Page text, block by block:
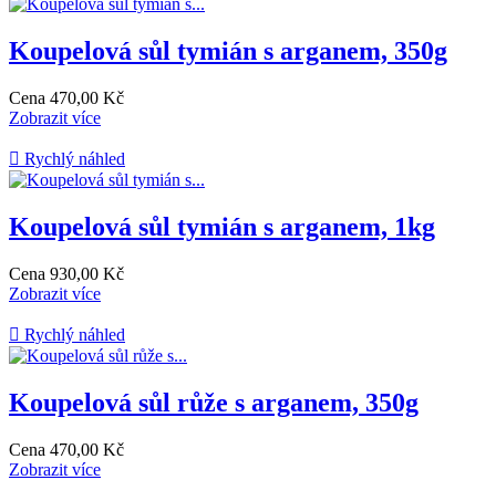
Koupelová sůl tymián s arganem, 350g
Cena 470,00 Kč
Zobrazit více
 Rychlý náhled
Koupelová sůl tymián s arganem, 1kg
Cena 930,00 Kč
Zobrazit více
 Rychlý náhled
Koupelová sůl růže s arganem, 350g
Cena 470,00 Kč
Zobrazit více